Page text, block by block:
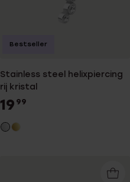
Stainless steel helixpiercing
rij kristal
19 99
Bestseller